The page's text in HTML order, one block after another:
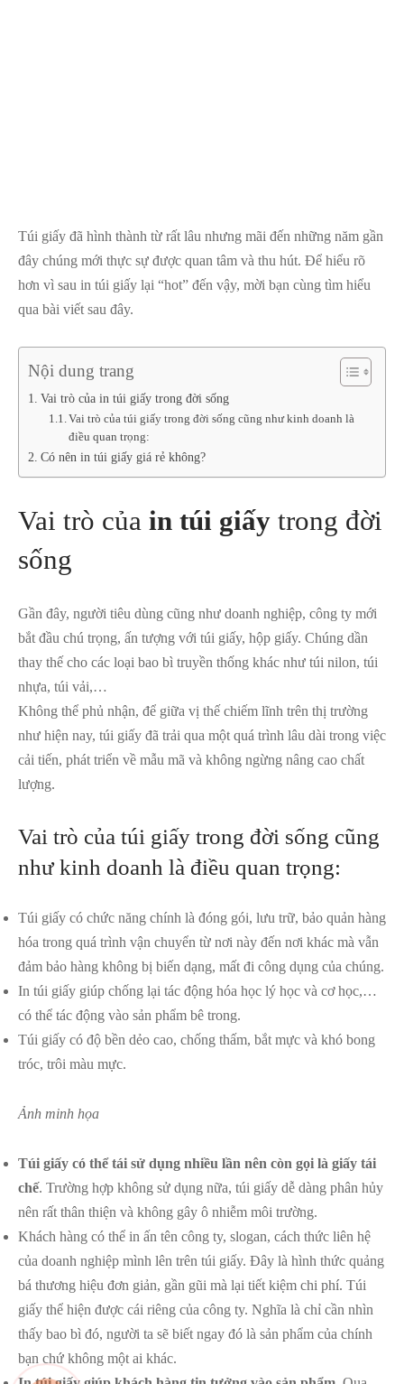
Túi giấy đã hình thành từ rất lâu nhưng mãi đến những năm gần
đây chúng mới thực sự được quan tâm và thu hút. Để hiểu rõ
hơn vì sau in túi giấy lại “hot” đến vậy, mời bạn cùng tìm hiểu
qua bài viết sau đây.
Nội dung trang
Vai trò của in túi giấy trong đời sống
Vai trò của túi giấy trong đời sống cũng như kinh doanh là
điều quan trọng:
Có nên in túi giấy giá rẻ không?
Vai trò của in túi giấy trong đời
sống
Gần đây, người tiêu dùng cũng như doanh nghiệp, công ty mới
bắt đầu chú trọng, ấn tượng với túi giấy, hộp giấy. Chúng dần
thay thế cho các loại bao bì truyền thống khác như túi nilon, túi
nhựa, túi vải,…
Không thể phủ nhận, để giữa vị thế chiếm lĩnh trên thị trường
như hiện nay, túi giấy đã trải qua một quá trình lâu dài trong việc
cải tiến, phát triển về mẫu mã và không ngừng nâng cao chất
lượng.
Vai trò của túi giấy trong đời sống cũng
như kinh doanh là điều quan trọng:
Túi giấy có chức năng chính là đóng gói, lưu trữ, bảo quản hàng
hóa trong quá trình vận chuyển từ nơi này đến nơi khác mà vẫn
đảm bảo hàng không bị biến dạng, mất đi công dụng của chúng.
In túi giấy giúp chống lại tác động hóa học lý học và cơ học,…
có thể tác động vào sản phẩm bê trong.
Túi giấy có độ bền dẻo cao, chống thấm, bắt mực và khó bong
tróc, trôi màu mực.
Ảnh minh họa
Túi giấy có thể tái sử dụng nhiều lần nên còn gọi là giấy tái
chế. Trường hợp không sử dụng nữa, túi giấy dễ dàng phân hủy
nên rất thân thiện và không gây ô nhiễm môi trường.
Khách hàng có thể in ấn tên công ty, slogan, cách thức liên hệ
của doanh nghiệp mình lên trên túi giấy. Đây là hình thức quảng
bá thương hiệu đơn giản, gần gũi mà lại tiết kiệm chi phí. Túi
giấy thể hiện được cái riêng của công ty. Nghĩa là chỉ cần nhìn
thấy bao bì đó, người ta sẽ biết ngay đó là sản phẩm của chính
bạn chứ không một ai khác.